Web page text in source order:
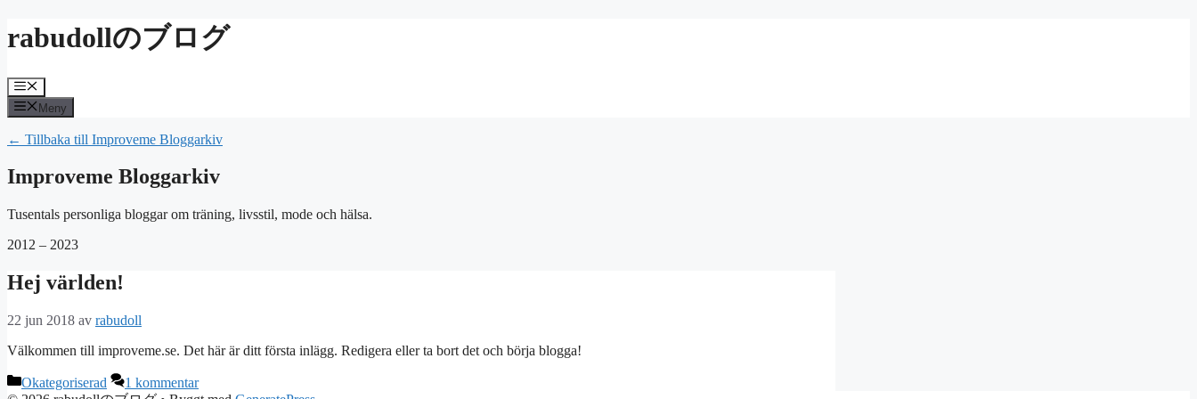
Hoppa
till
rabudollのブログ
Meny
Meny
← Tillbaka till Improveme Bloggarkiv
Improveme Bloggarkiv
Tusentals personliga bloggar om träning, livsstil, mode och hälsa.
2012 – 2023
Hej världen!
22 jun 2018 av rabudoll
Välkommen till improveme.se. Det här är ditt första inlägg. Redigera eller ta bort det och börja blogga!
Kategorier
Okategoriserad
1 kommentar